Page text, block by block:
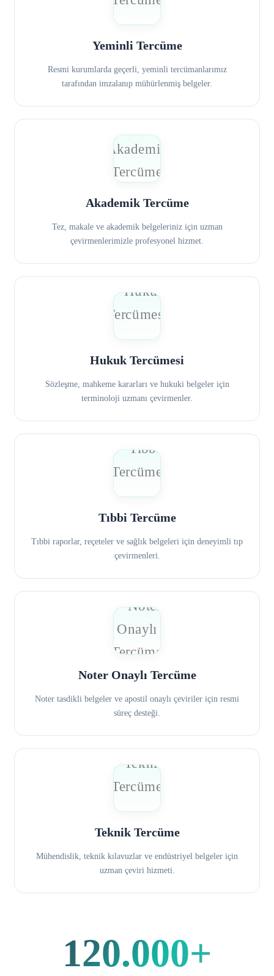
Yeminli Tercüme
Resmi kurumlarda geçerli, yeminli tercümanlarımız
tarafından imzalanıp mühürlenmiş belgeler.
Akademik Tercüme
Tez, makale ve akademik belgeleriniz için uzman
çevirmenlerimizle profesyonel hizmet.
Hukuk Tercümesi
Sözleşme, mahkeme kararları ve hukuki belgeler için
terminoloji uzmanı çevirmenler.
Tıbbi Tercüme
Tıbbi raporlar, reçeteler ve sağlık belgeleri için deneyimli tıp
çevirmenleri.
Noter Onaylı Tercüme
Noter tasdikli belgeler ve apostil onaylı çeviriler için resmi
süreç desteği.
Teknik Tercüme
Mühendislik, teknik kılavuzlar ve endüstriyel belgeler için
uzman çeviri hizmeti.
120.000+